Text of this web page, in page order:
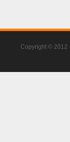
Copyright © 2012